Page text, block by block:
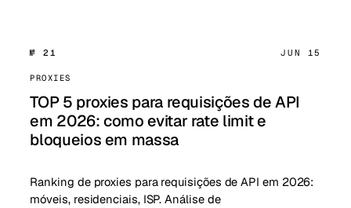
№ 21 JUN 15
PROXIES
TOP 5 proxies para requisições de API
em 2026: como evitar rate limit e
bloqueios em massa
Ranking de proxies para requisições de API em 2026:
móveis, residenciais, ISP. Análise de